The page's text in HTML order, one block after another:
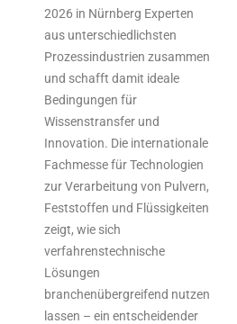
2026 in Nürnberg Experten
aus unterschiedlichsten
Prozessindustrien zusammen
und schafft damit ideale
Bedingungen für
Wissenstransfer und
Innovation. Die internationale
Fachmesse für Technologien
zur Verarbeitung von Pulvern,
Feststoffen und Flüssigkeiten
zeigt, wie sich
verfahrenstechnische
Lösungen
branchenübergreifend nutzen
lassen – ein entscheidender